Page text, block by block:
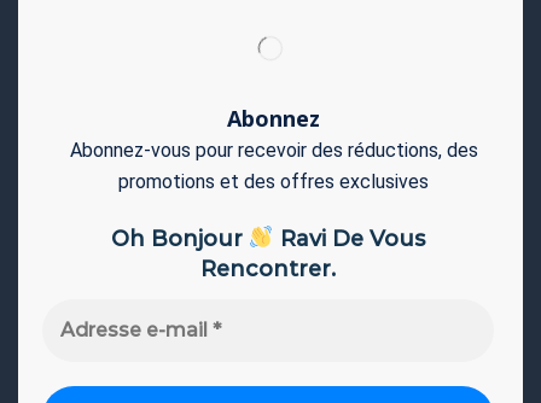
Abonnez
Abonnez-vous pour recevoir des réductions, des
promotions et des offres exclusives
Oh Bonjour
Ravi De Vous
Rencontrer.